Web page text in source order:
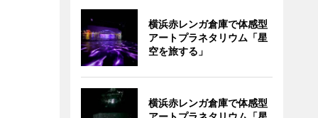
横浜赤レンガ倉庫で体感型
アートプラネタリウム「星
空を旅する」
横浜赤レンガ倉庫で体感型